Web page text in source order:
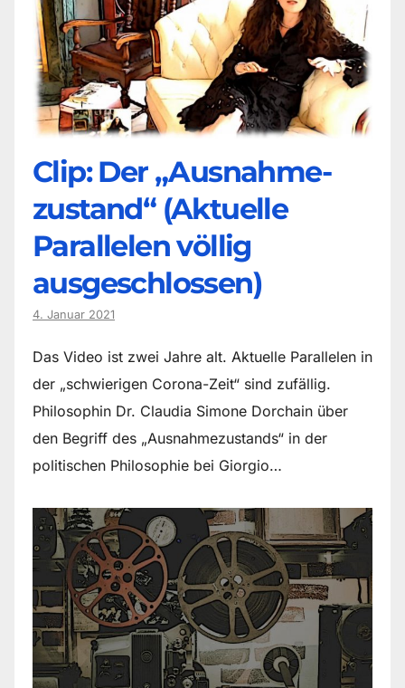
Clip: Der „Ausnahme-
zustand“ (Aktuelle
Parallelen völlig
ausgeschlossen)
4. Januar 2021
Das Video ist zwei Jahre alt. Aktuelle Parallelen in
der „schwierigen Corona-Zeit“ sind zufällig.
Philosophin Dr. Claudia Simone Dorchain über
den Begriff des „Ausnahmezustands“ in der
politischen Philosophie bei Giorgio…